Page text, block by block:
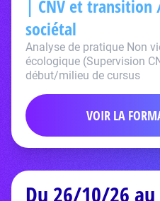
| CNV et
sociétal
Analyse de pratique Non
écologique (Supervision
début/milieu de cursus
VOIR LA
Du 26/10/26